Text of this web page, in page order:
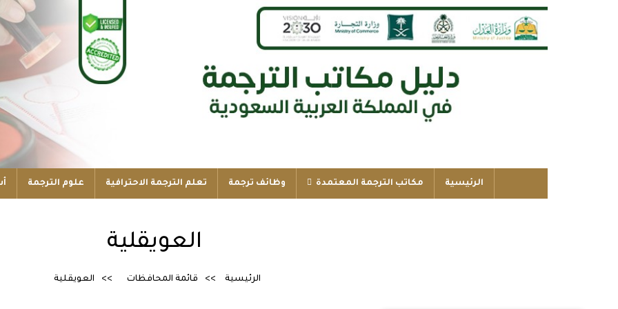
الرئيسية مكاتب الترجمة المعتمدة وظائف ترجمة تعلم الترجمة الاحترافية علوم الترجمة
العويقلية
الرئيسية قائمة المحافظات العويقلية